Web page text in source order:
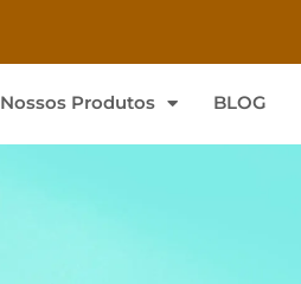
Nossos Produtos BLOG